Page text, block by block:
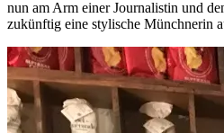
nun am Arm einer Journalistin und
zukünftig eine stylische Münchnerin